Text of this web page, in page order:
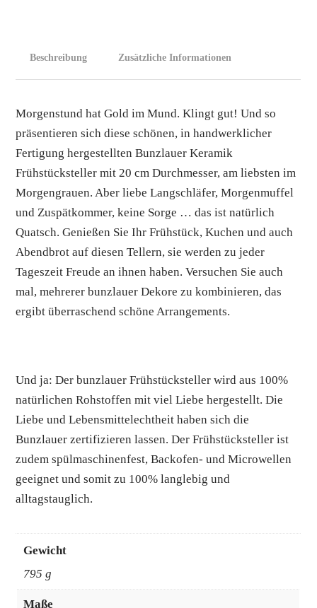
Beschreibung Zusätzliche Informationen
Morgenstund hat Gold im Mund. Klingt gut! Und so
präsentieren sich diese schönen, in handwerklicher
Fertigung hergestellten Bunzlauer Keramik
Frühstücksteller mit 20 cm Durchmesser, am liebsten im
Morgengrauen. Aber liebe Langschläfer, Morgenmuffel
und Zuspätkommer, keine Sorge … das ist natürlich
Quatsch. Genießen Sie Ihr Frühstück, Kuchen und auch
Abendbrot auf diesen Tellern, sie werden zu jeder
Tageszeit Freude an ihnen haben. Versuchen Sie auch
mal, mehrerer bunzlauer Dekore zu kombinieren, das
ergibt überraschend schöne Arrangements.
Und ja: Der bunzlauer Frühstücksteller wird aus 100%
natürlichen Rohstoffen mit viel Liebe hergestellt. Die
Liebe und Lebensmittelechtheit haben sich die
Bunzlauer zertifizieren lassen. Der Frühstücksteller ist
zudem spülmaschinenfest, Backofen- und Microwellen
geeignet und somit zu 100% langlebig und
alltagstauglich.
Gewicht
795 g
Maße